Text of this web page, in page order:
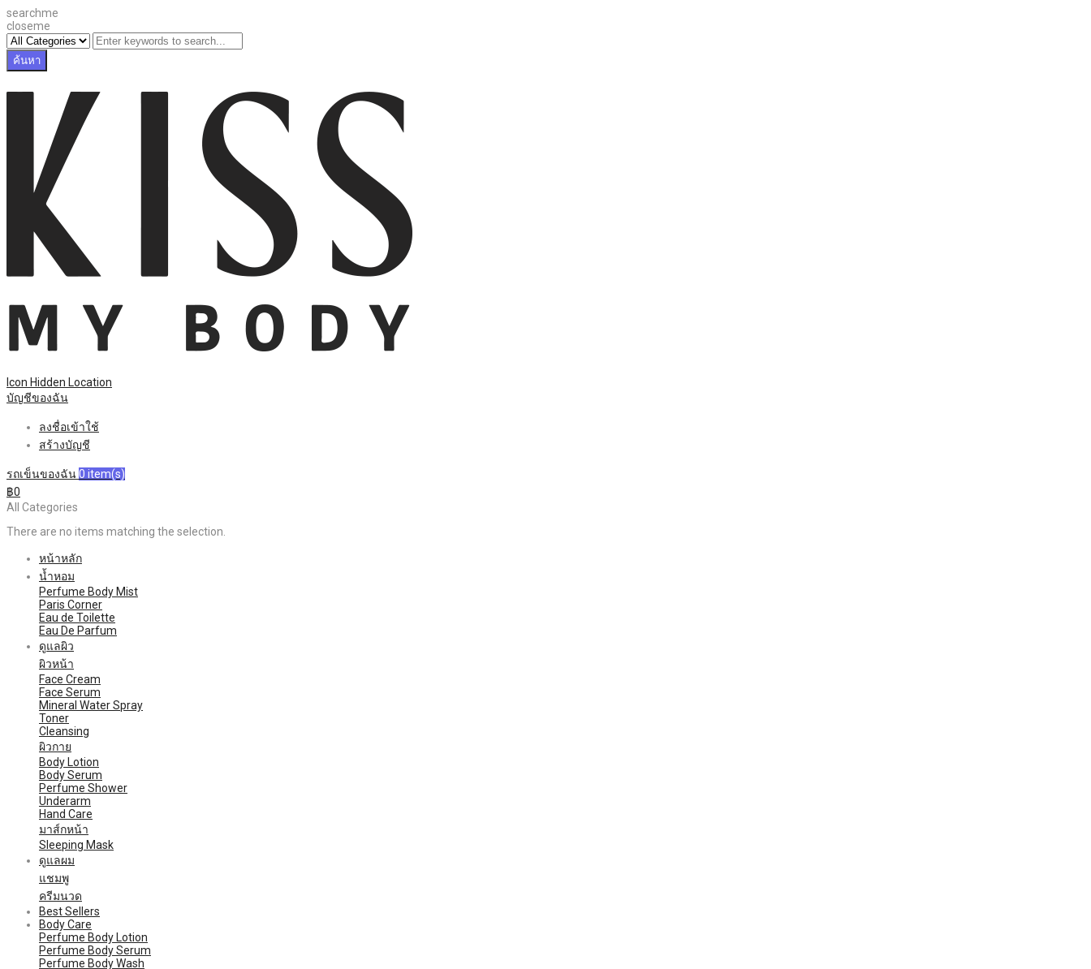
searchme
closeme
ค้นหา
Icon Hidden Location
บัญชีของฉัน
ลงชื่อเข้าใช้
สร้างบัญชี
รถเข็นของฉัน0 item(s)
฿0
All Categories
There are no items matching the selection.
หน้าหลัก
น้ำหอม
Perfume Body Mist
Paris Corner
Eau de Toilette
Eau De Parfum
ดูแลผิว
ผิวหน้า
Face Cream
Face Serum
Mineral Water Spray
Toner
Cleansing
ผิวกาย
Body Lotion
Body Serum
Perfume Shower
Underarm
Hand Care
มาส์กหน้า
Sleeping Mask
ดูแลผม
แชมพู
ครีมนวด
Best Sellers
Body Care
Perfume Body Lotion
Perfume Body Serum
Perfume Body Wash